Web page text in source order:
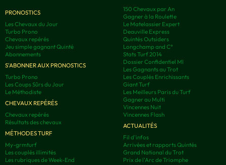
PRONOSTICS
Les Chevaux du Jour
Turbo Prono
Chevaux repérés
Jeu simple gagnant Quinté
Abonnements
S'ABONNER AUX PRONOSTICS
Turbo Prono
Les Coups Sûrs du Jour
Le Méthodiste
CHEVAUX REPÉRÉS
Chevaux repérés
Résultats des chevaux
MÉTHODES TURF
My-grmturf
Les couplés illimités
Les rubriques de Week-End
150 Chevaux par An
Gagner à la Roulette
Le Matelassier Expert
Deauville Express
Quintés Outsiders
Longchamp and C°
Stats Turf 2014
Dossier Confidentiel MI
Les Gagnants au Trot
Les Couplés Enrichissants
Giant Turf
Les Meilleurs Paris du Turf
Gagner au Multi
Vincennes Nuit
Vincennes Flash
ACTUALITÉS
Fil d'infos
Arrivées et rapports Quintés
Grand National du Trot
Prix de l'Arc de Triomphe